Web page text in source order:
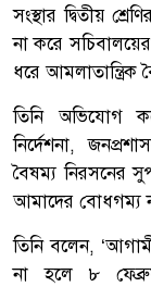
সংস্থার দ্বিতীয়
না করে
ধরে আমলাতান্ত্রিক
তিনি অভিযোগ
নির্দেশনা,
বৈষম্য নিরসনের
আমাদের বোধগম্য
তিনি বলেন,
না হলে ৮